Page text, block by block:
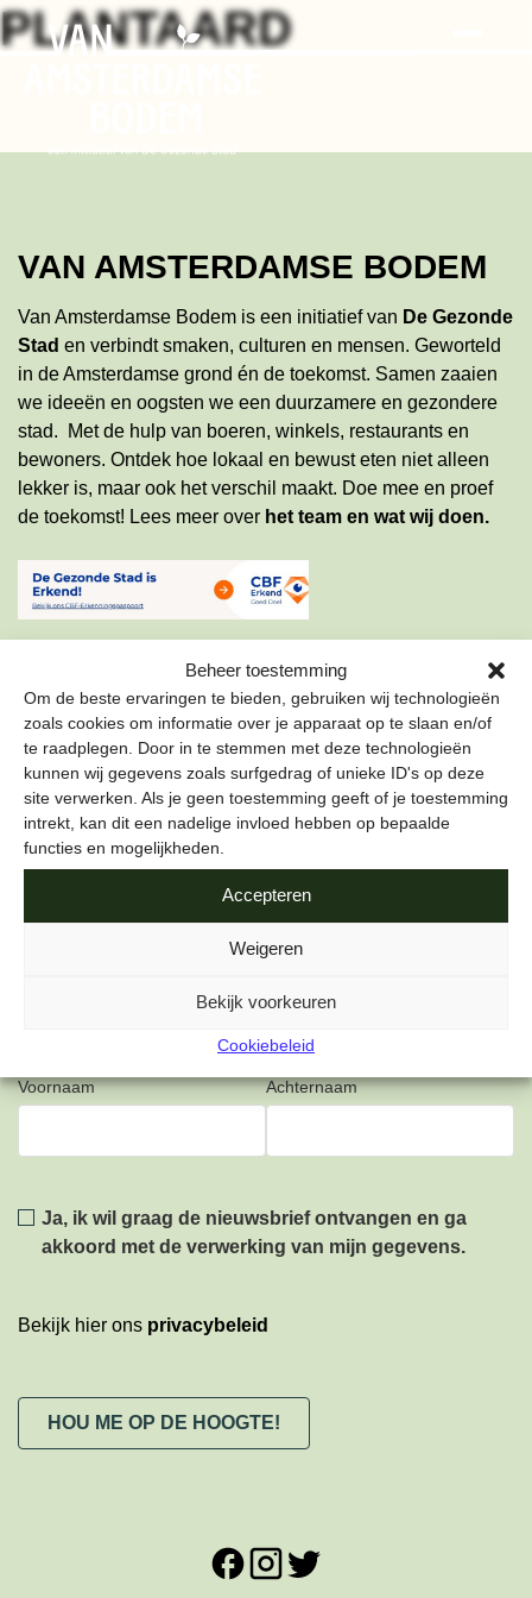
Beheer toestemming
Om de beste ervaringen te bieden, gebruiken wij technologieën
zoals cookies om informatie over je apparaat op te slaan en/of
te raadplegen. Door in te stemmen met deze technologieën
kunnen wij gegevens zoals surfgedrag of unieke ID's op deze
site verwerken. Als je geen toestemming geeft of je toestemming
intrekt, kan dit een nadelige invloed hebben op bepaalde
functies en mogelijkheden.
Accepteren
Weigeren
Bekijk voorkeuren
Cookiebeleid
Skip
to
Search
PLANTAARD
VAN AMSTERDAMSE BODEM
Van Amsterdamse Bodem is een initiatief van De Gezonde
Stad en verbindt smaken, culturen en mensen. Geworteld
in de Amsterdamse grond én de toekomst. Samen zaaien
we ideeën en oogsten we een duurzamere en gezondere
stad. Met de hulp van boeren, winkels, restaurants en
bewoners. Ontdek hoe lokaal en bewust eten niet alleen
lekker is, maar ook het verschil maakt. Doe mee en proef
de toekomst! Lees meer over het team en wat wij doen.
ONZE NIEUWSBRIEF
Schrijf je in voor onze nieuwsbrief om als eerste te lezen
over de leukste projecten en duurzame tips over hoe jij de
stad gezond kunt maken.
Voornaam Achternaam
Privacy
Ja, ik wil graag de nieuwsbrief ontvangen en ga
akkoord met de verwerking van mijn gegevens.
Bekijk hier ons privacybeleid